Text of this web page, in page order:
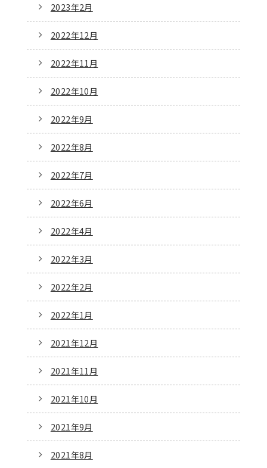
2023年2月
2022年12月
2022年11月
2022年10月
2022年9月
2022年8月
2022年7月
2022年6月
2022年4月
2022年3月
2022年2月
2022年1月
2021年12月
2021年11月
2021年10月
2021年9月
2021年8月